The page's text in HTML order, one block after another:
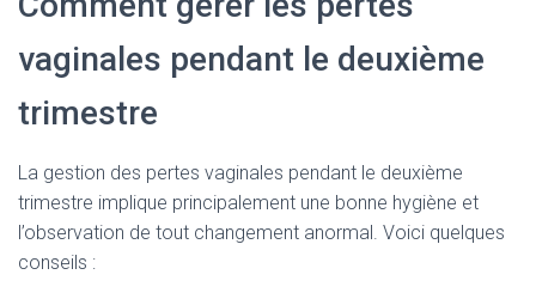
vaginales pendant le deuxième
trimestre
La gestion des pertes vaginales pendant le deuxième
trimestre implique principalement une bonne hygiène et
l’observation de tout changement anormal. Voici quelques
conseils :